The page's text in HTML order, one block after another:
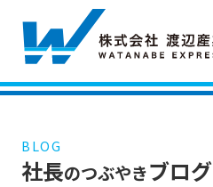
BLOG
社長のつぶやきブログ